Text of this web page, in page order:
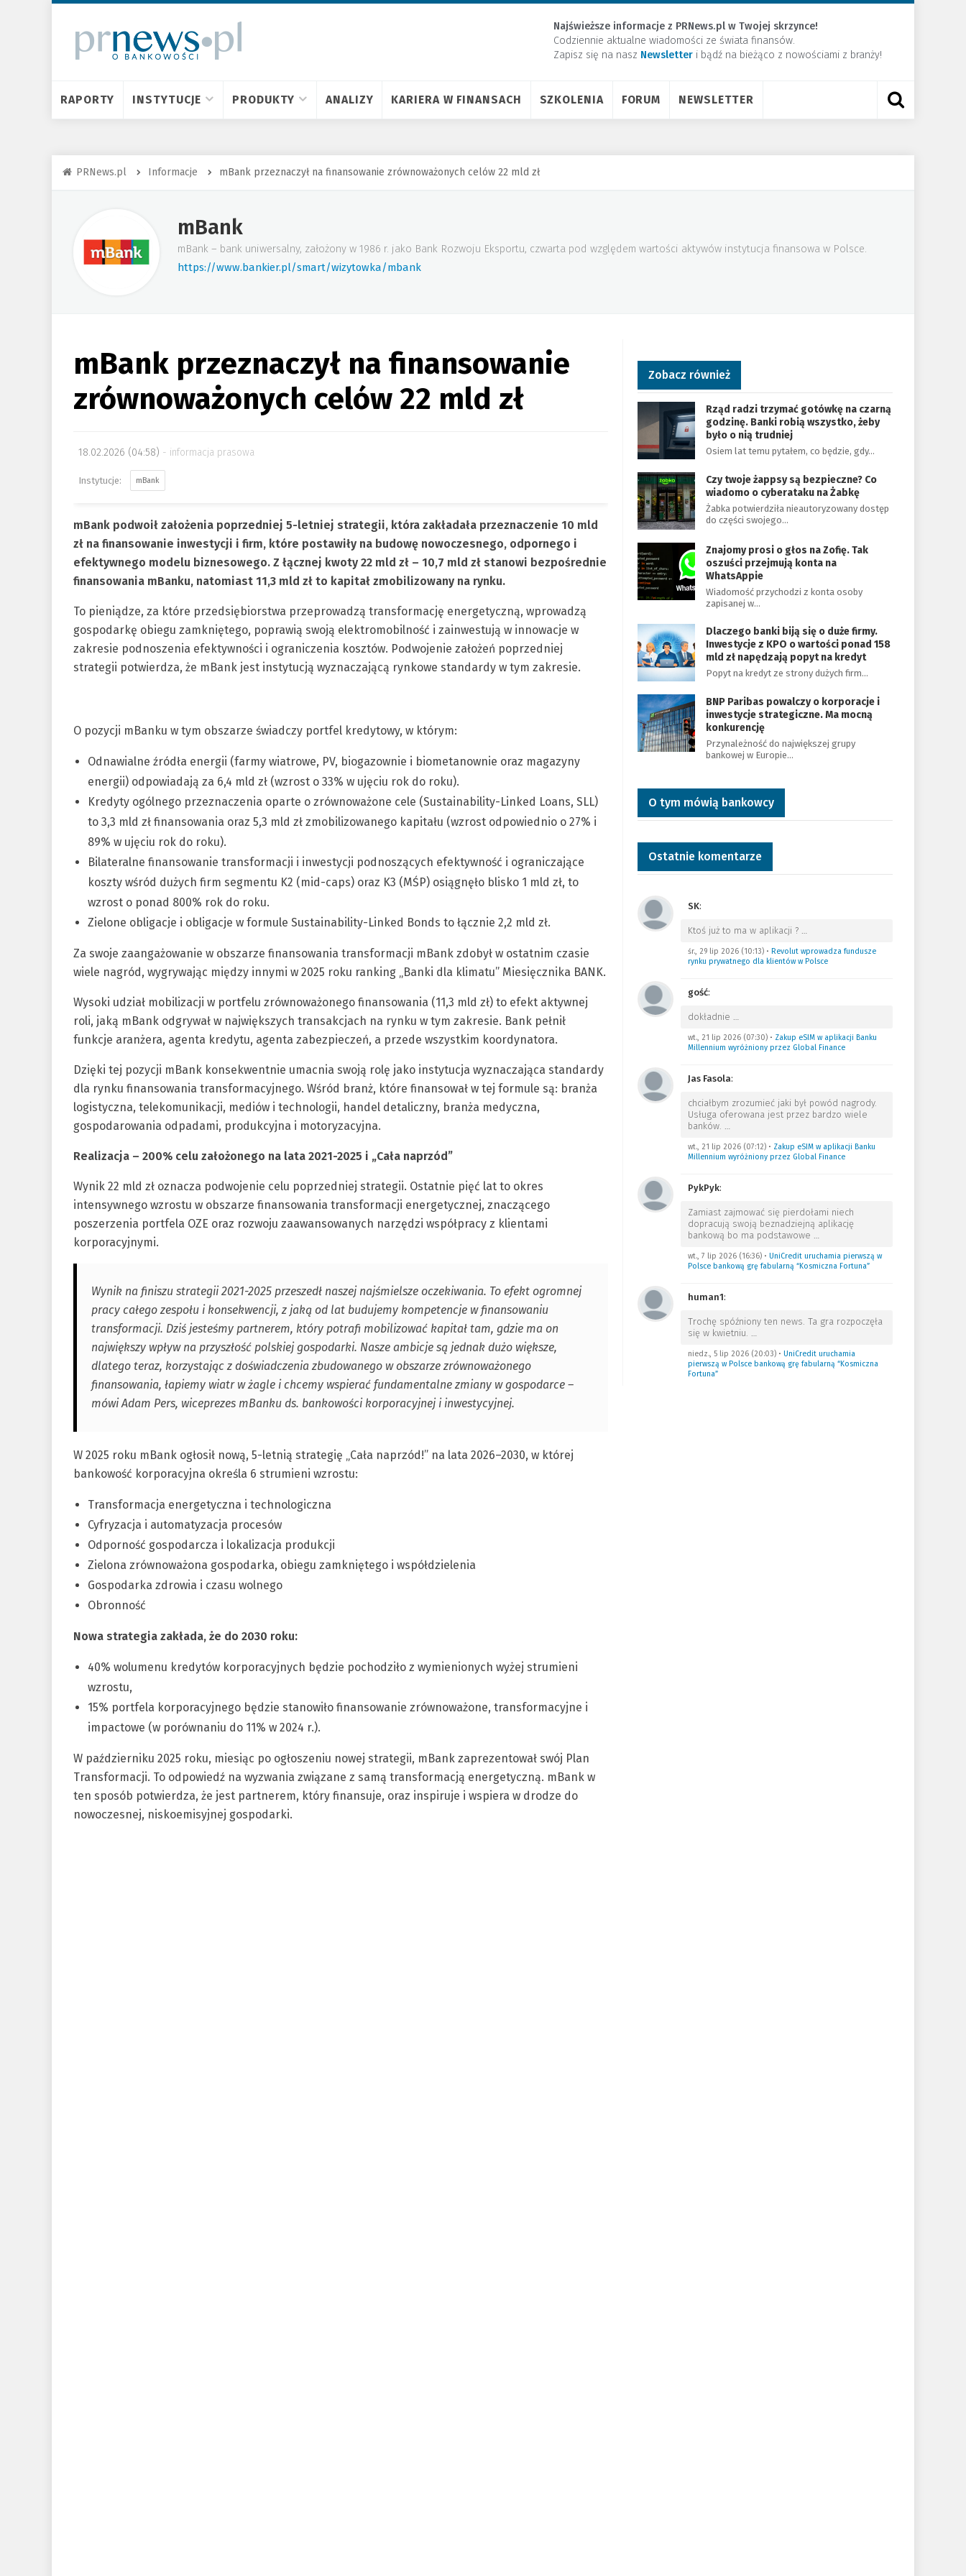
Najświeższe informacje z PRNews.pl w Twojej skrzynce!
Codziennie aktualne wiadomości ze świata finansów.
Zapisz się na nasz Newsletter ​i bądź na bieżąco z nowościami z branży!
RAPORTY INSTYTUCJE PRODUKTY ANALIZY KARIERA W FINANSACH SZKOLENIA FORUM NEWSLETTER
PRNews.pl Informacje mBank przeznaczył na finansowanie zrównoważonych celów 22 mld zł
mBank
mBank – bank uniwersalny, założony w 1986 r. jako Bank Rozwoju Eksportu, czwarta pod względem wartości aktywów instytucja finansowa w Polsce.
https://www.bankier.pl/smart/wizytowka/mbank
mBank przeznaczył na finansowanie
zrównoważonych celów 22 mld zł
18.02.2026 (04:58) informacja prasowa
mBank
mBank podwoił założenia poprzedniej 5-letniej strategii, która zakładała przeznaczenie 10 mld
zł na finansowanie inwestycji i firm, które postawiły na budowę nowoczesnego, odpornego i
efektywnego modelu biznesowego. Z łącznej kwoty 22 mld zł – 10,7 mld zł stanowi bezpośrednie
finansowania mBanku, natomiast 11,3 mld zł to kapitał zmobilizowany na rynku.
To pieniądze, za które przedsiębiorstwa przeprowadzą transformację energetyczną, wprowadzą
gospodarkę obiegu zamkniętego, poprawią swoją elektromobilność i zainwestują w innowacje w
zakresie podnoszenia efektywności i ograniczenia kosztów. Podwojenie założeń poprzedniej
strategii potwierdza, że mBank jest instytucją wyznaczającą rynkowe standardy w tym zakresie.
O pozycji mBanku w tym obszarze świadczy portfel kredytowy, w którym:
Odnawialne źródła energii (farmy wiatrowe, PV, biogazownie i biometanownie oraz magazyny
energii) odpowiadają za 6,4 mld zł (wzrost o 33% w ujęciu rok do roku).
Kredyty ogólnego przeznaczenia oparte o zrównoważone cele (Sustainability-Linked Loans, SLL)
to 3,3 mld zł finansowania oraz 5,3 mld zł zmobilizowanego kapitału (wzrost odpowiednio o 27% i
89% w ujęciu rok do roku).
Bilateralne finansowanie transformacji i inwestycji podnoszących efektywność i ograniczające
koszty wśród dużych firm segmentu K2 (mid-caps) oraz K3 (MŚP) osiągnęło blisko 1 mld zł, to
wzrost o ponad 800% rok do roku.
Zielone obligacje i obligacje w formule Sustainability-Linked Bonds to łącznie 2,2 mld zł.
Za swoje zaangażowanie w obszarze finansowania transformacji mBank zdobył w ostatnim czasie
wiele nagród, wygrywając między innymi w 2025 roku ranking „Banki dla klimatu” Miesięcznika BANK.
Wysoki udział mobilizacji w portfelu zrównoważonego finansowania (11,3 mld zł) to efekt aktywnej
roli, jaką mBank odgrywał w największych transakcjach na rynku w tym zakresie. Bank pełnił
funkcje aranżera, agenta kredytu, agenta zabezpieczeń, a przede wszystkim koordynatora.
Dzięki tej pozycji mBank konsekwentnie umacnia swoją rolę jako instytucja wyznaczająca standardy
dla rynku finansowania transformacyjnego. Wśród branż, które finansował w tej formule są: branża
logistyczna, telekomunikacji, mediów i technologii, handel detaliczny, branża medyczna,
gospodarowania odpadami, produkcyjna i motoryzacyjna.
Realizacja – 200% celu założonego na lata 2021-2025 i „Cała naprzód”
Wynik 22 mld zł oznacza podwojenie celu poprzedniej strategii. Ostatnie pięć lat to okres
intensywnego wzrostu w obszarze finansowania transformacji energetycznej, znaczącego
poszerzenia portfela OZE oraz rozwoju zaawansowanych narzędzi współpracy z klientami
korporacyjnymi.
Wynik na finiszu strategii 2021-2025 przeszedł naszej najśmielsze oczekiwania. To efekt ogromnej
pracy całego zespołu i konsekwencji, z jaką od lat budujemy kompetencje w finansowaniu
transformacji. Dziś jesteśmy partnerem, który potrafi mobilizować kapitał tam, gdzie ma on
największy wpływ na przyszłość polskiej gospodarki. Nasze ambicje są jednak dużo większe,
dlatego teraz, korzystając z doświadczenia zbudowanego w obszarze zrównoważonego
finansowania, łapiemy wiatr w żagle i chcemy wspierać fundamentalne zmiany w gospodarce –
mówi Adam Pers, wiceprezes mBanku ds. bankowości korporacyjnej i inwestycyjnej.
W 2025 roku mBank ogłosił nową, 5-letnią strategię „Cała naprzód!” na lata 2026–2030, w której
bankowość korporacyjna określa 6 strumieni wzrostu:
Transformacja energetyczna i technologiczna
Cyfryzacja i automatyzacja procesów
Odporność gospodarcza i lokalizacja produkcji
Zielona zrównoważona gospodarka, obiegu zamkniętego i współdzielenia
Gospodarka zdrowia i czasu wolnego
Obronność
Nowa strategia zakłada, że do 2030 roku:
40% wolumenu kredytów korporacyjnych będzie pochodziło z wymienionych wyżej strumieni
wzrostu,
15% portfela korporacyjnego będzie stanowiło finansowanie zrównoważone, transformacyjne i
impactowe (w porównaniu do 11% w 2024 r.).
W październiku 2025 roku, miesiąc po ogłoszeniu nowej strategii, mBank zaprezentował swój Plan
Transformacji. To odpowiedź na wyzwania związane z samą transformacją energetyczną. mBank w
ten sposób potwierdza, że jest partnerem, który finansuje, oraz inspiruje i wspiera w drodze do
nowoczesnej, niskoemisyjnej gospodarki.
Zobacz również
Rząd radzi trzymać gotówkę na czarną
godzinę. Banki robią wszystko, żeby
było o nią trudniej
Osiem lat temu pytałem, co będzie, gdy…
Czy twoje żappsy są bezpieczne? Co
wiadomo o cyberataku na Żabkę
Żabka potwierdziła nieautoryzowany dostęp
do części swojego…
Znajomy prosi o głos na Zofię. Tak
oszuści przejmują konta na
WhatsAppie
Wiadomość przychodzi z konta osoby
zapisanej w…
Dlaczego banki biją się o duże firmy.
Inwestycje z KPO o wartości ponad 158
mld zł napędzają popyt na kredyt
Popyt na kredyt ze strony dużych firm…
BNP Paribas powalczy o korporacje i
inwestycje strategiczne. Ma mocną
konkurencję
Przynależność do największej grupy
bankowej w Europie…
O tym mówią bankowcy
Ostatnie komentarze
SK:
Ktoś już to ma w aplikacji ? …
śr., 29 lip 2026 (10:13)• Revolut wprowadza fundusze
rynku prywatnego dla klientów w Polsce
gość:
dokładnie …
wt., 21 lip 2026 (07:30)• Zakup eSIM w aplikacji Banku
Millennium wyróżniony przez Global Finance
Jas Fasola:
chciałbym zrozumieć jaki był powód nagrody.
Usługa oferowana jest przez bardzo wiele
banków. …
wt., 21 lip 2026 (07:12)• Zakup eSIM w aplikacji Banku
Millennium wyróżniony przez Global Finance
PykPyk:
Zamiast zajmować się pierdołami niech
dopracują swoją beznadziejną aplikację
bankową bo ma podstawowe …
wt., 7 lip 2026 (16:36)• UniCredit uruchamia pierwszą w
Polsce bankową grę fabularną “Kosmiczna Fortuna”
human1:
Trochę spóźniony ten news. Ta gra rozpoczęła
się w kwietniu. …
niedz., 5 lip 2026 (20:03)• UniCredit uruchamia
pierwszą w Polsce bankową grę fabularną “Kosmiczna
Fortuna”